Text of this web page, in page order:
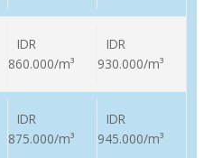
IDR
860.000/m³
IDR
930.000/m³
IDR
875.000/m³
IDR
945.000/m³